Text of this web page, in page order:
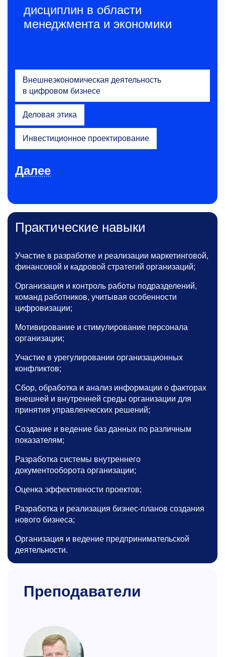
дисциплин в области
менеджмента и экономики
Внешнеэкономическая деятельность
в цифровом бизнесе
Деловая этика
Инвестиционное проектирование
Далее
Практические навыки
Участие в разработке и реализации маркетинговой,
финансовой и кадровой стратегий организаций;
Организация и контроль работы подразделений,
команд работников, учитывая особенности
цифровизации;
Мотивирование и стимулирование персонала
организации;
Участие в урегулировании организационных
конфликтов;
Сбор, обработка и анализ информации о факторах
внешней и внутренней среды организации для
принятия управленческих решений;
Создание и ведение баз данных по различным
показателям;
Разработка системы внутреннего
документооборота организации;
Оценка эффективности проектов;
Разработка и реализация бизнес-планов создания
нового бизнеса;
Организация и ведение предпринимательской
деятельности.
Преподаватели